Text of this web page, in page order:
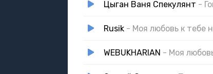
Цыган Ваня Спекулянт -
Rusik - Моя любовь к тебе
WEBUKHARIAN - Моя